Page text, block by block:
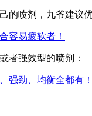
的喷剂，九爷建议
容易疲软者！
者强效型的喷剂：
强劲、均衡全都有！